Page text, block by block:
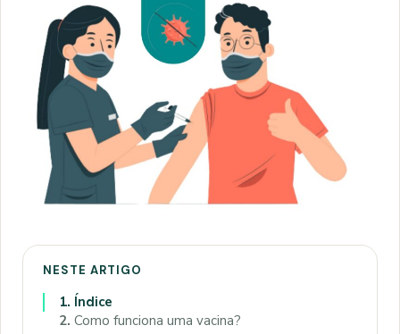
NESTE ARTIGO
1. Índice
2. Como funciona uma vacina?